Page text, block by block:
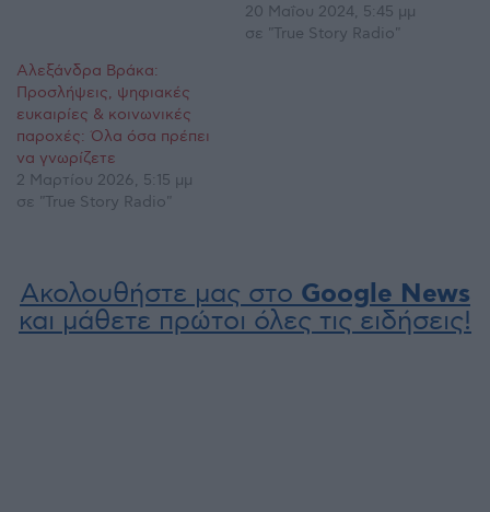
20 Μαΐου 2024, 5:45 μμ
σε "True Story Radio"
Αλεξάνδρα Βράκα:
Προσλήψεις, ψηφιακές
ευκαιρίες & κοινωνικές
παροχές: Όλα όσα πρέπει
να γνωρίζετε
2 Μαρτίου 2026, 5:15 μμ
σε "True Story Radio"
Ακολουθήστε μας στο Google News
και μάθετε πρώτοι όλες τις ειδήσεις!